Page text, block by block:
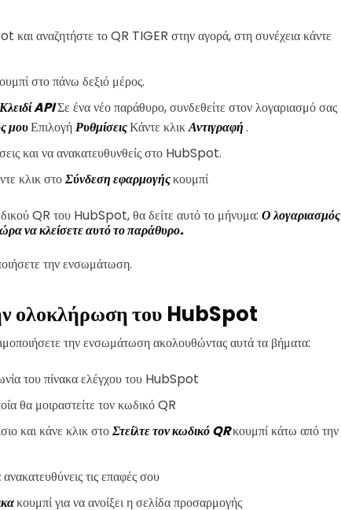
και αναζητήστε το QR TIGER στην αγορά, στη συνέχεια κάντε
στο πάνω δεξιό μέρος.
Κλειδί APIΣε ένα νέο παράθυρο, συνδεθείτε στον λογαριασμό σας
μουΕπιλογήΡυθμίσειςΚάντε κλικΑντιγραφή.
και να ανακατευθυνθείς στο HubSpot.
κλικ στοΣύνδεση εφαρμογήςκουμπί
QR του HubSpot, θα δείτε αυτό το μήνυμα: Ο λογαριασμός
να κλείσετε αυτό το παράθυρο.
την ενσωμάτωση.
ολοκλήρωση του HubSpot
την ενσωμάτωση ακολουθώντας αυτά τα βήματα:
του πίνακα ελέγχου του HubSpot
θα μοιραστείτε τον κωδικό QR
και κάνε κλικ στοΣτείλτε τον κωδικό QRκουμπί κάτω από την
τις επαφές σου
κουμπί για να ανοίξει η σελίδα προσαρμογής